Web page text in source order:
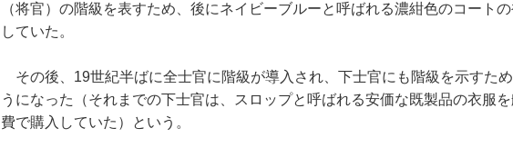
（将官）の階級を表すため、後にネイビーブルーと呼ばれる濃紺色のコート
していた。
その後、19世紀半ばに全士官に階級が導入され、下士官にも階級を示すた
うになった（それまでの下士官は、スロップと呼ばれる安価な既製品の衣服
費で購入していた）という。